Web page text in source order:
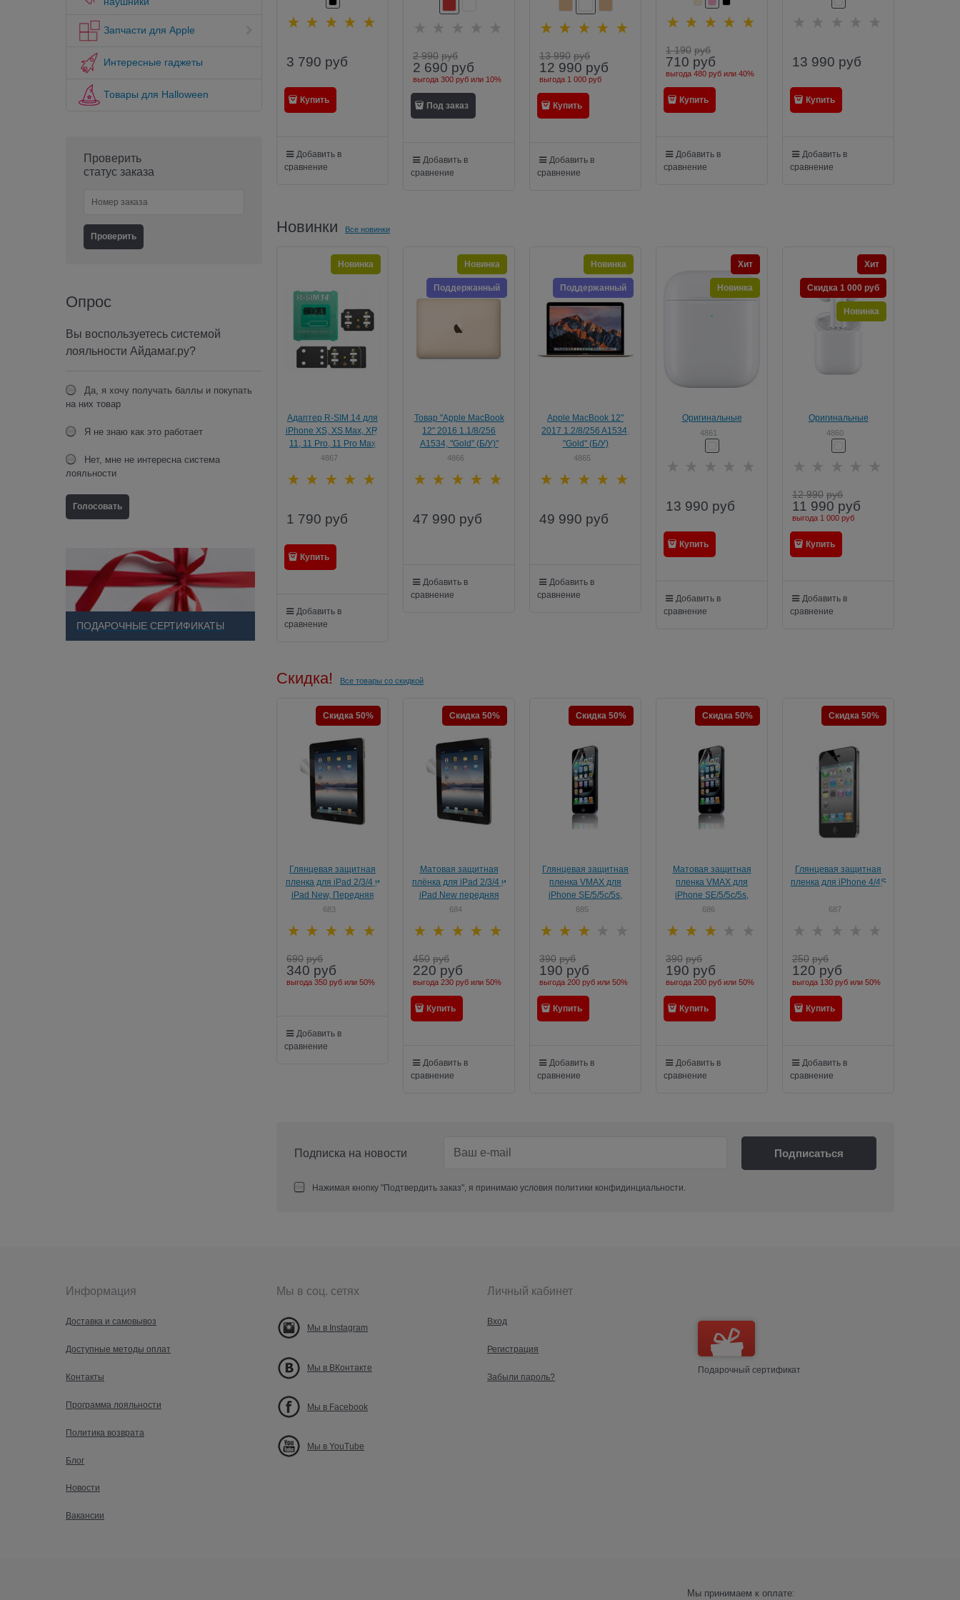
Запчасти для Apple
Интересные гаджеты
Товары для Halloween
Проверить
статус заказа
Опрос
Вы воспользуетесь системой
лояльности Айдамаг.ру?
Да, я хочу получать баллы и покупать
на них товар
Я не знаю как это работает
Нет, мне не интересна система
лояльности
ПОДАРОЧНЫЕ СЕРТИФИКАТЫ
EnergEA WiMount Fast
3 790 руб
Купить
Добавить в
сравнение
цвет "красный"
2 990 руб
2 690 руб
выгода 300 руб или 10%
Под заказ
Добавить в
сравнение
13 990 руб
12 990 руб
выгода 1 000 руб
Купить
Добавить в
сравнение
1 190 руб
710 руб
выгода 480 руб или 40%
Купить
Добавить в
сравнение
13 990 руб
Купить
Добавить в
сравнение
Новинки Все новинки
Адаптер R-SIM 14 для
iPhone XS, XS Max, XR,
11, 11 Pro, 11 Pro Max
4867
Новинка
1 790 руб
Купить
Добавить в
сравнение
Товар "Apple MacBook
12" 2016 1.1/8/256
A1534, "Gold" (Б/У)"
4866
Новинка
Поддержанный
47 990 руб
Добавить в
сравнение
Apple MacBook 12"
2017 1.2/8/256 A1534,
"Gold" (Б/У)
4865
Новинка
Поддержанный
49 990 руб
Добавить в
сравнение
Оригинальные
Наушники Apple
4861
Хит
Новинка
13 990 руб
Купить
Добавить в
сравнение
Оригинальные
Наушники Apple
4860
Хит
Скидка 1 000 руб
Новинка
12 990 руб
11 990 руб
выгода 1 000 руб
Купить
Добавить в
сравнение
Скидка! Все товары со скидкой
Глянцевая защитная
пленка для iPad 2/3/4 и
iPad New, Передняя
683
Скидка 50%
690 руб
340 руб
выгода 350 руб или 50%
Добавить в
сравнение
Матовая защитная
плёнка для iPad 2/3/4 и
iPad New передняя
684
Скидка 50%
450 руб
220 руб
выгода 230 руб или 50%
Купить
Добавить в
сравнение
Глянцевая защитная
пленка VMAX для
iPhone SE/5/5c/5s,
передняя
685
Скидка 50%
390 руб
190 руб
выгода 200 руб или 50%
Купить
Добавить в
сравнение
Матовая защитная
пленка VMAX для
iPhone SE/5/5c/5s,
передняя
686
Скидка 50%
390 руб
190 руб
выгода 200 руб или 50%
Купить
Добавить в
сравнение
Глянцевая защитная
пленка для iPhone 4/4S
687
Скидка 50%
250 руб
120 руб
выгода 130 руб или 50%
Купить
Добавить в
сравнение
Подписка на новости
Нажимая кнопку "Подтвердить заказ", я принимаю условия политики конфидинциальности.
Информация
Доставка и самовывоз
Доступные методы оплат
Контакты
Программа лояльности
Политика возврата
Блог
Новости
Вакансии
Мы в соц. сетях
Мы в Instagram
Мы в ВКонтакте
Мы в Facebook
Мы в YouTube
Личный кабинет
Вход
Регистрация
Забыли пароль?
Подарочный сертификат
Мы принимаем к оплате: